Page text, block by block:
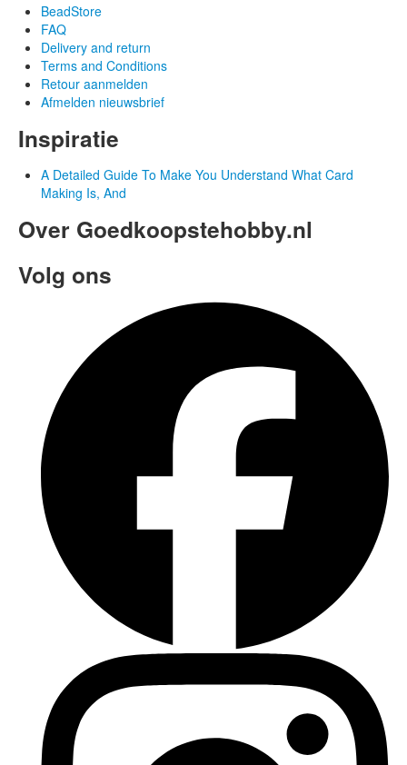
BeadStore
FAQ
Delivery and return
Terms and Conditions
Retour aanmelden
Afmelden nieuwsbrief
Inspiratie
A Detailed Guide To Make You Understand What Card
Making Is, And
Over Goedkoopstehobby.nl
Volg ons